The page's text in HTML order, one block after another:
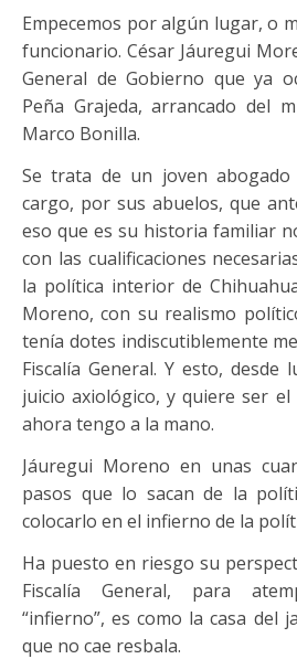
Empecemos por algún lugar, o
funcionario. César Jáuregui
General de Gobierno que ya
Peña Grajeda, arrancado del
Marco Bonilla.
Se trata de un joven
cargo, por sus abuelos, que
eso que es su historia familiar
con las cualificaciones
la política interior de
Moreno, con su realismo
tenía dotes indiscutiblemente
Fiscalía General. Y esto,
juicio axiológico, y quiere ser
ahora tengo a la mano.
Jáuregui Moreno en unas
pasos que lo sacan de la
colocarlo en el infierno de la
Ha puesto en riesgo su
Fiscalía General, para
“infierno”, es como la casa del
que no cae resbala.